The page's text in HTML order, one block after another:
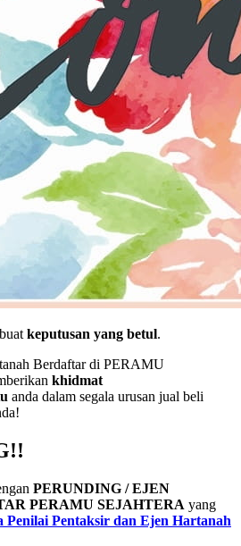
keputusan yang betul.
Berdaftar di PERAMU
khidmat
anda dalam segala urusan jual beli
PERUNDING / EJEN
PERAMU SEJAHTERA yang
Penilai Pentaksir dan Ejen Hartanah